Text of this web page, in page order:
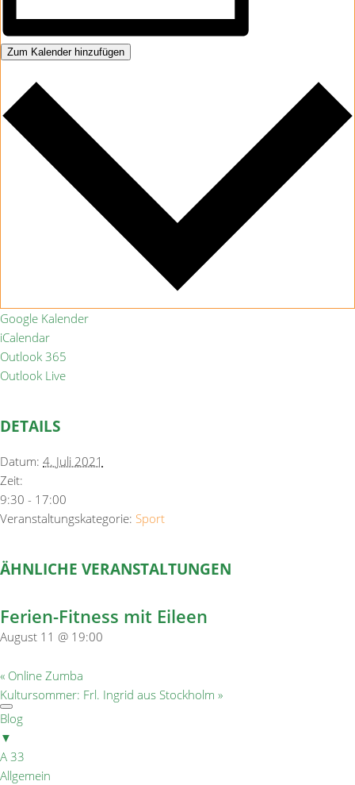
Zum Kalender hinzufügen
Google Kalender
iCalendar
Outlook 365
Outlook Live
DETAILS
Datum: 4. Juli 2021
Zeit:
9:30 - 17:00
Veranstaltungskategorie: Sport
ÄHNLICHE VERANSTALTUNGEN
Ferien-Fitness mit Eileen
August 11 @ 19:00
« Online Zumba
Kultursommer: Frl. Ingrid aus Stockholm »
Blog
▼
A 33
Allgemein